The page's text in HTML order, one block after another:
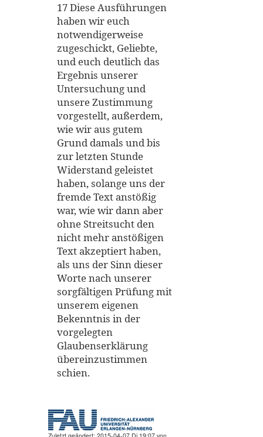
17 Diese Ausführungen
haben wir euch
notwendigerweise
zugeschickt, Geliebte,
und euch deutlich das
Ergebnis unserer
Untersuchung und
unsere Zustimmung
vorgestellt, außerdem,
wie wir aus gutem
Grund damals und bis
zur letzten Stunde
Widerstand geleistet
haben, solange uns der
fremde Text anstößig
war, wie wir dann aber
ohne Streitsucht den
nicht mehr anstößigen
Text akzeptiert haben,
als uns der Sinn dieser
Worte nach unserer
sorgfältigen Prüfung mit
unserem eigenen
Bekenntnis in der
vorgelegten
Glaubenserklärung
übereinzustimmen
schien.